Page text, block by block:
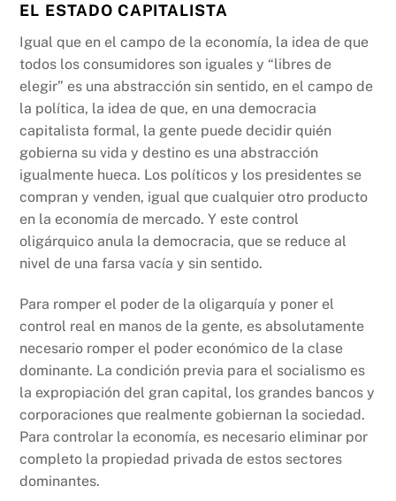
EL ESTADO CAPITALISTA
Igual que en el campo de la economía, la idea de que
todos los consumidores son iguales y “libres de
elegir” es una abstracción sin sentido, en el campo de
la política, la idea de que, en una democracia
capitalista formal, la gente puede decidir quién
gobierna su vida y destino es una abstracción
igualmente hueca. Los políticos y los presidentes se
compran y venden, igual que cualquier otro producto
en la economía de mercado. Y este control
oligárquico anula la democracia, que se reduce al
nivel de una farsa vacía y sin sentido.
Para romper el poder de la oligarquía y poner el
control real en manos de la gente, es absolutamente
necesario romper el poder económico de la clase
dominante. La condición previa para el socialismo es
la expropiación del gran capital, los grandes bancos y
corporaciones que realmente gobiernan la sociedad.
Para controlar la economía, es necesario eliminar por
completo la propiedad privada de estos sectores
dominantes.